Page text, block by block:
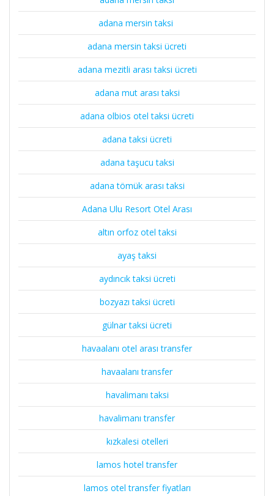
adana mersin taksi
adana mersin taksi ücreti
adana mezitli arası taksi ücreti
adana mut arası taksi
adana olbios otel taksi ücreti
adana taksi ücreti
adana taşucu taksi
adana tömük arası taksi
Adana Ulu Resort Otel Arası
altın orfoz otel taksi
ayaş taksi
aydıncık taksi ücreti
bozyazı taksi ücreti
gülnar taksi ücreti
havaalanı otel arası transfer
havaalanı transfer
havalimanı taksi
havalimanı transfer
kızkalesi otelleri
lamos hotel transfer
lamos otel transfer fiyatları